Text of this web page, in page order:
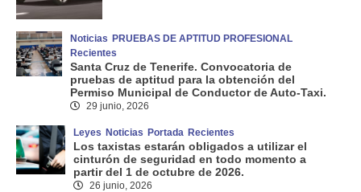
Noticias PRUEBAS DE APTITUD PROFESIONAL
Recientes
Santa Cruz de Tenerife. Convocatoria de
pruebas de aptitud para la obtención del
Permiso Municipal de Conductor de Auto-Taxi.
29 junio, 2026
Leyes Noticias Portada Recientes
Los taxistas estarán obligados a utilizar el
cinturón de seguridad en todo momento a
partir del 1 de octubre de 2026.
26 junio, 2026